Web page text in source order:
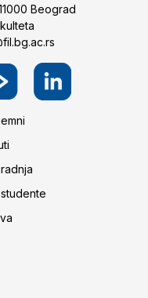
Beograd